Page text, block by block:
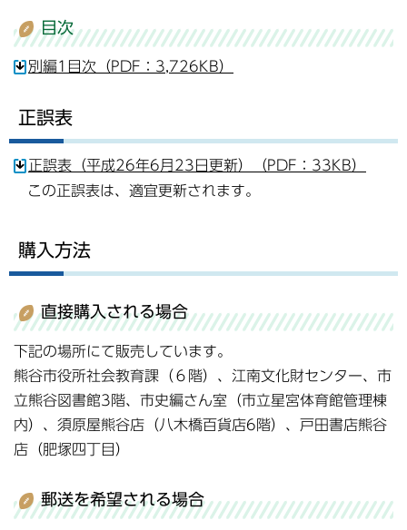
目次
別編1目次（PDF：3,726KB）
正誤表
正誤表（平成26年6月23日更新）（PDF：33KB）
この正誤表は、適宜更新されます。
購入方法
直接購入される場合
下記の場所にて販売しています。
熊谷市役所社会教育課（６階）、江南文化財センター、市
立熊谷図書館3階、市史編さん室（市立星宮体育館管理棟
内）、須原屋熊谷店（八木橋百貨店6階）、戸田書店熊谷
店（肥塚四丁目）
郵送を希望される場合